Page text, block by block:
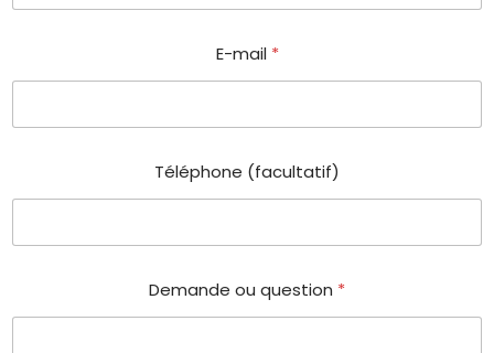
E-mail *
Téléphone (facultatif)
Demande ou question *